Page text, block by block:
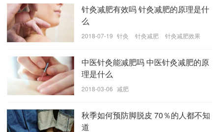
针灸减肥的正确做法
1、即便进行针灸减肥，也要注意控制饮食。如果在针灸
但控制饮食绝不等于“饥饿疗法”，不主张过分节食。
2、针灸减肥也是一个渐进的过程，如果指望几针扎下去
就能够变得身材窈窕，那也是不现实的。在针灸的同
否则一旦停针，就会马上反弹，功亏一篑。
针灸减肥有效吗 针灸减肥的原理是什
么
2018-07-19 针灸 针灸减肥 针灸减肥效果
中医针灸能减肥吗 中医针灸减肥的原
理是什么
2018-03-06 减肥
秋季如何预防脚脱皮 70％的人都不知
道